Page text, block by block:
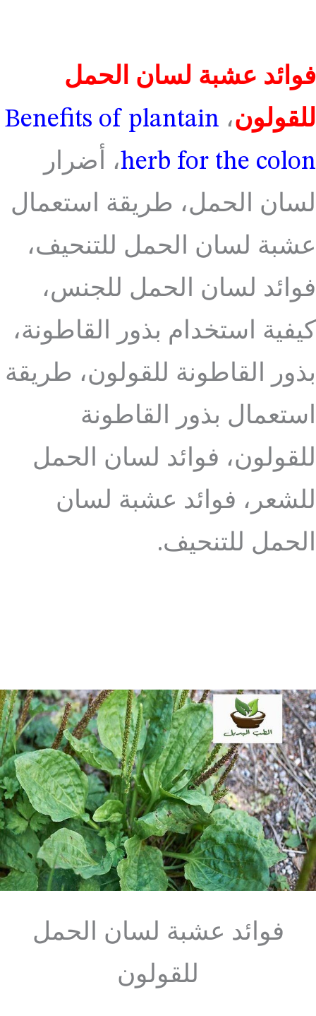
فوائد عشبة لسان الحمل
للقولون، Benefits of plantain
herb for the colon، أضرار
لسان الحمل، طريقة استعمال
عشبة لسان الحمل للتنحيف،
فوائد لسان الحمل للجنس،
كيفية استخدام بذور القاطونة،
بذور القاطونة للقولون، طريقة
استعمال بذور القاطونة
للقولون، فوائد لسان الحمل
للشعر، فوائد عشبة لسان
الحمل للتنحيف.
فوائد عشبة لسان الحمل
للقولون